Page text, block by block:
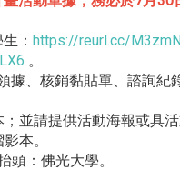
： https://reurl.cc/
。
據、核銷黏貼單、諮詢紀
並請提供活動海報或具
本。
：佛光大學。